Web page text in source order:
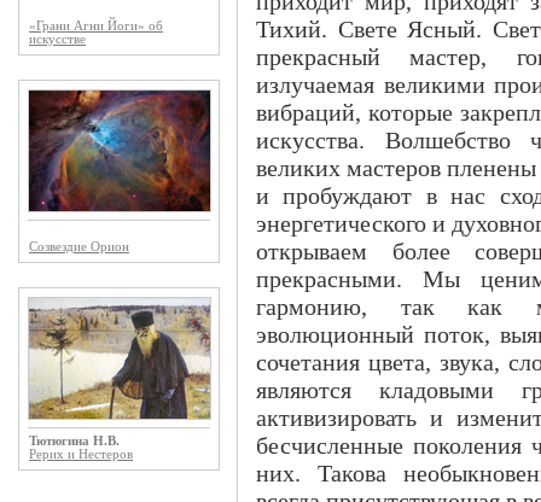
«Грани Агни Йоги» об
искусстве
Созвездие Орион
Тютюгина Н.В.
Рерих и Нестеров
Тихий. Свете Ясный.
прекрасный мастер,
излучаемая великими
вибраций, которые
искусства.
великих мастеров
и пробуждают в нас
энергетического и
открываем более
прекрасными. Мы
гармонию, так как
эволюционный поток,
сочетания цвета, звука,
являются кладовыми
активизировать и
бесчисленные поколения
них. Такова